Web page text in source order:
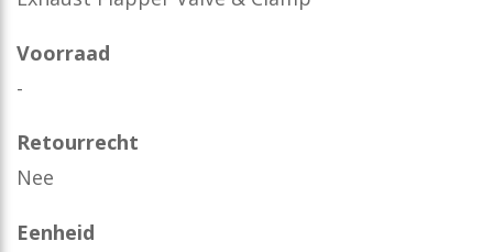
Voorraad
-
Retourrecht
Nee
Eenheid